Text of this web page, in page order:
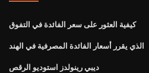
كيفية العثور على سعر الفائدة في التفوق
الذي يقرر أسعار الفائدة المصرفية في الهند
ديبي رينولدز استوديو الرقص